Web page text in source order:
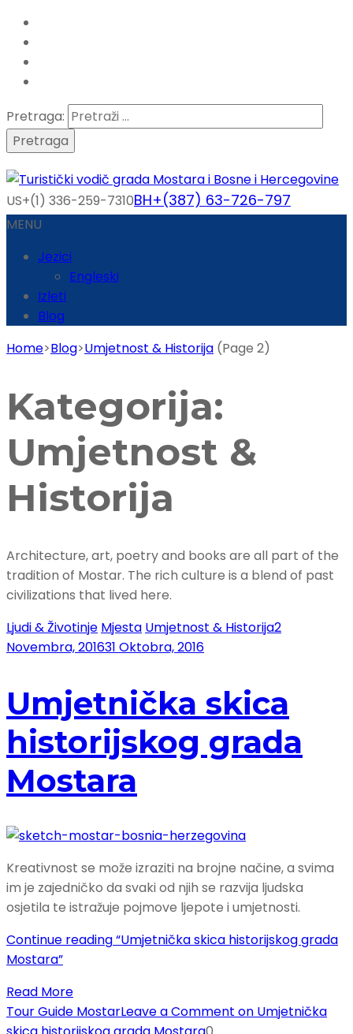
Pretraga:
US+(1) 336-259-7310BH+(387) 63-726-797
MENU
Jezici
Engleski
Izleti
Blog
Home>Blog>Umjetnost & Historija (Page 2)
Kategorija:
Umjetnost &
Historija
Architecture, art, poetry and books are all part of the
tradition of Mostar. The rich culture is a blend of past
civilizations that lived here.
Ljudi & Životinje Mjesta Umjetnost & Historija2
Novembra, 201631 Oktobra, 2016
Umjetnička skica
historijskog grada
Mostara
Kreativnost se može izraziti na brojne načine, a svima
im je zajedničko da svaki od njih se razvija ljudska
osjetila te istražuje pojmove ljepote i umjetnosti.
Continue reading“Umjetnička skica historijskog grada
Mostara”
Read More
Tour Guide MostarLeave a Comment on Umjetnička